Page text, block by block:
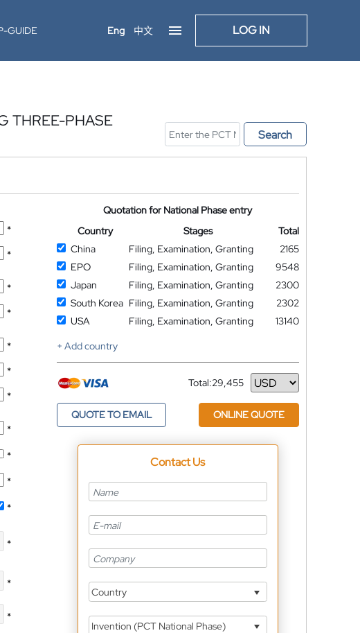
GUIDE Eng 中文 LOG IN
THREE-PHASE
Search
*
*
*
*
*
*
*
*
*
*
*
*
*
*
Quotation for National Phase entry
Country
Stages
Total
China
Filing, Examination, Granting
2165
EPO
Filing, Examination, Granting
9548
Japan
Filing, Examination, Granting
2300
South Korea Filing, Examination, Granting
2302
USA
Filing, Examination, Granting
13140
+ Add country
Total:29,455
Currency
QUOTE TO EMAIL ONLINE QUOTE
Contact Us
Country
Invention (PCT National Phase)